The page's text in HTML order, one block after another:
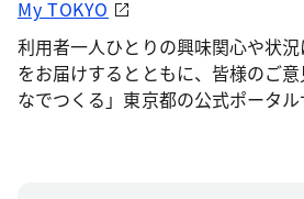
My TOKYO
利用者一人ひとりの興味関心や状
をお届けするとともに、皆様のご
なでつくる」東京都の公式ポータル